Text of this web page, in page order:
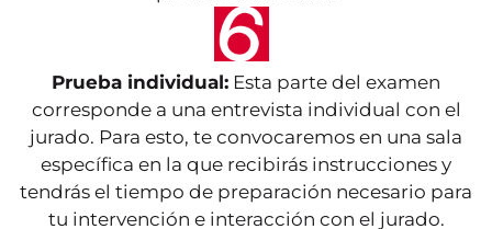
Prueba individual: Esta parte del examen
corresponde a una entrevista individual con el
jurado. Para esto, te convocaremos en una sala
específica en la que recibirás instrucciones y
tendrás el tiempo de preparación necesario para
tu intervención e interacción con el jurado.